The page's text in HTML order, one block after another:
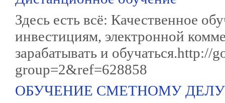
Здесь есть всё: Качественное
инвестициям, электронной
зарабатывать и
group=2&ref=628858
ОБУЧЕНИЕ СМЕТНОМУ ДЕЛУ